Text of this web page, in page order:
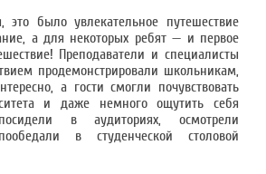
это было увлекательное путешествие
а для некоторых ребят — и первое
Преподаватели и специалисты
продемонстрировали школьникам,
а гости смогли почувствовать
и даже немного ощутить себя
в аудиториях, осмотрели
в студенческой столовой